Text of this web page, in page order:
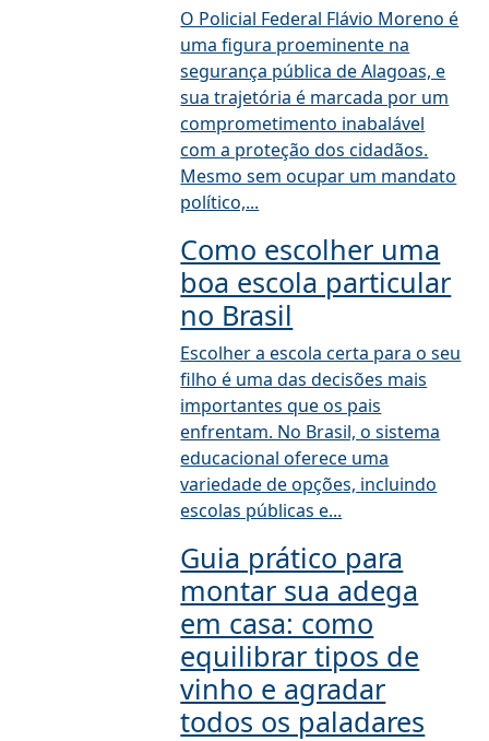
O Policial Federal Flávio Moreno é
uma figura proeminente na
segurança pública de Alagoas, e
sua trajetória é marcada por um
comprometimento inabalável
com a proteção dos cidadãos.
Mesmo sem ocupar um mandato
político,...
Como escolher uma
boa escola particular
no Brasil
Escolher a escola certa para o seu
filho é uma das decisões mais
importantes que os pais
enfrentam. No Brasil, o sistema
educacional oferece uma
variedade de opções, incluindo
escolas públicas e...
Guia prático para
montar sua adega
em casa: como
equilibrar tipos de
vinho e agradar
todos os paladares